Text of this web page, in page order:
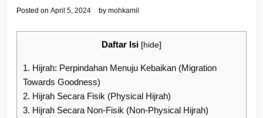
Posted on April 5, 2024 by mohkamil
Daftar Isi [hide]
1. Hijrah: Perpindahan Menuju Kebaikan (Migration
Towards Goodness)
2. Hijrah Secara Fisik (Physical Hijrah)
3. Hijrah Secara Non-Fisik (Non-Physical Hijrah)